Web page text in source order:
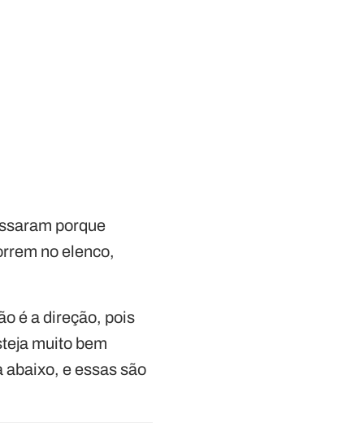
porque
no elenco,
é a direção, pois
muito bem
abaixo, e essas são